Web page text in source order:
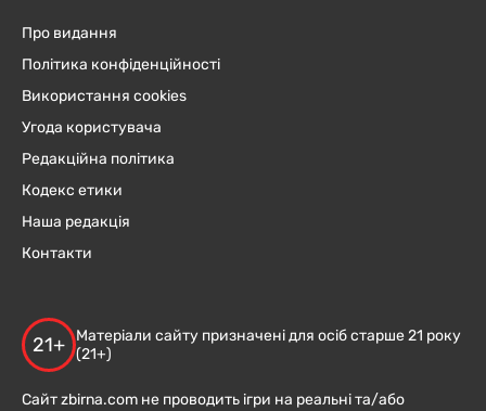
Про видання
Політика конфіденційності
Використання cookies
Угода користувача
Редакційна політика
Кодекс етики
Наша редакція
Контакти
21+
Матеріали сайту призначені для осіб старше 21 року
(21+)
Сайт zbirna.com не проводить ігри на реальні та/або